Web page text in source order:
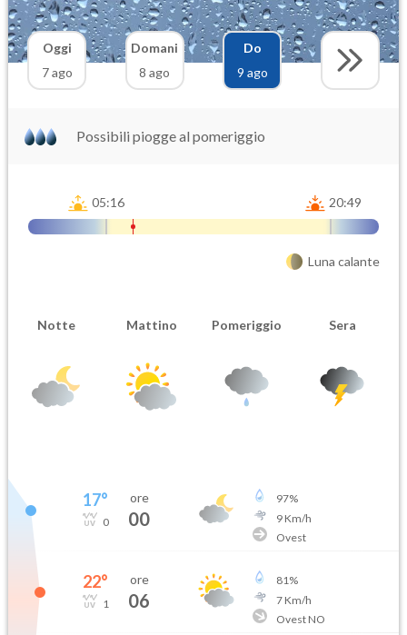
Oggi
7 ago
Domani
8 ago
Do
9 ago
Possibili piogge al pomeriggio
05:16 20:49
Luna calante
Notte Mattino Pomeriggio Sera
17°
0
ore
00
97%
9Km/h
Ovest
22°
1
ore
06
81%
7Km/h
Ovest NO